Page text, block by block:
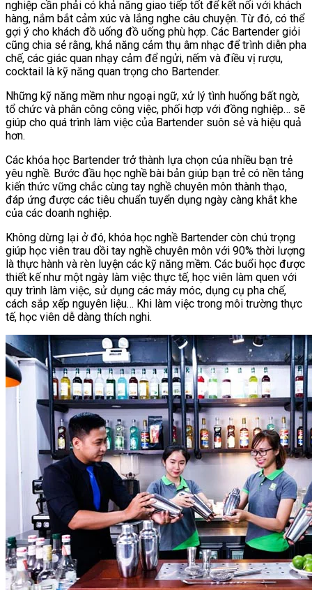
nghiệp cần phải có khả năng giao tiếp tốt để kết nối với khách
hàng, nắm bắt cảm xúc và lắng nghe câu chuyện. Từ đó, có thể
gợi ý cho khách đồ uống đồ uống phù hợp. Các Bartender giỏi
cũng chia sẻ rằng, khả năng cảm thụ âm nhạc để trình diễn pha
chế, các giác quan nhạy cảm để ngửi, nếm và điều vị rượu,
cocktail là kỹ năng quan trọng cho Bartender.
Những kỹ năng mềm như ngoại ngữ, xử lý tình huống bất ngờ,
tổ chức và phân công công việc, phối hợp với đồng nghiệp… sẽ
giúp cho quá trình làm việc của Bartender suôn sẻ và hiệu quả
hơn.
Các khóa học Bartender trở thành lựa chọn của nhiều bạn trẻ
yêu nghề. Bước đầu học nghề bài bản giúp bạn trẻ có nền tảng
kiến thức vững chắc cùng tay nghề chuyên môn thành thạo,
đáp ứng được các tiêu chuẩn tuyển dụng ngày càng khắt khe
của các doanh nghiệp.
Không dừng lại ở đó, khóa học nghề Bartender còn chú trọng
giúp học viên trau dồi tay nghề chuyên môn với 90% thời lượng
là thực hành và rèn luyện các kỹ năng mềm. Các buổi học được
thiết kế như một ngày làm việc thực tế, học viên làm quen với
quy trình làm việc, sử dụng các máy móc, dụng cụ pha chế,
cách sắp xếp nguyên liệu… Khi làm việc trong môi trường thực
tế, học viên dễ dàng thích nghi.